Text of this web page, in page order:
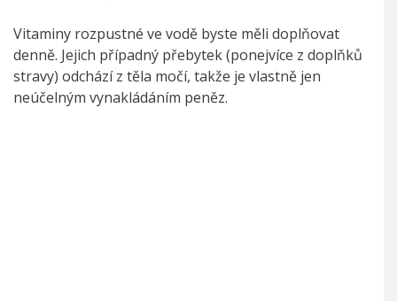
Vitaminy rozpustné ve vodě byste měli doplňovat
denně. Jejich případný přebytek (ponejvíce z doplňků
stravy) odchází z těla močí, takže je vlastně jen
neúčelným vynakládáním peněz.